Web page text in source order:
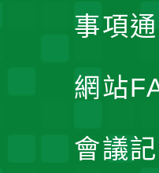
事項
網站
會議